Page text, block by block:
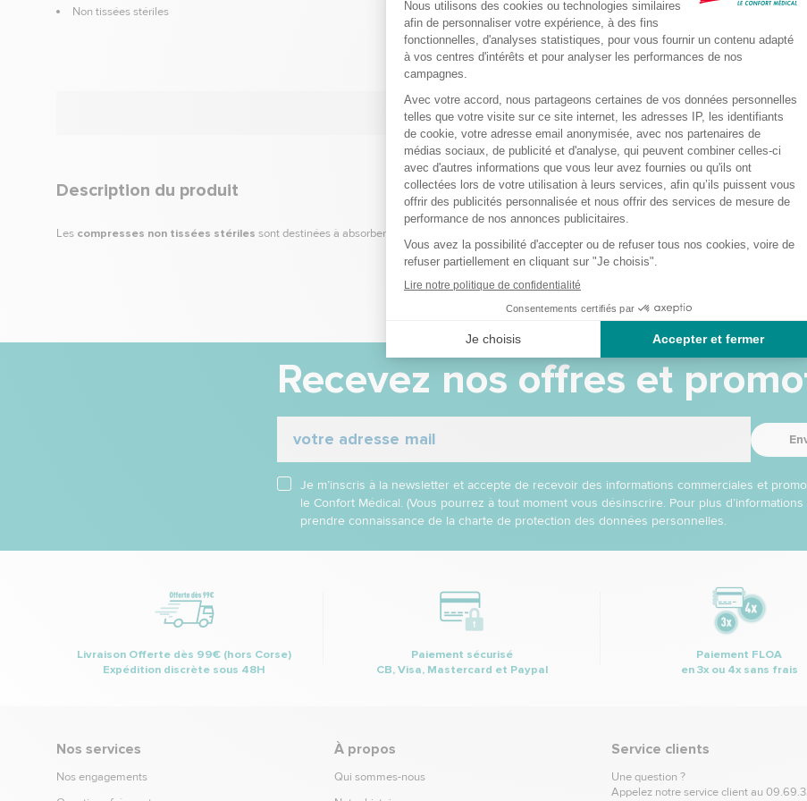
Non tissées stériles
DESCRIPTION DU PRODUIT
Description du produit
Les compresses non tissées stériles sont destinées à absorber les exsudats lors d’opérations chirurgicales ou lors de soins.
Recevez nos offres et
Je m’inscris à la newsletter et accepte de recevoir des informations commerciales et
le Confort Médical. (Vous pourrez à tout moment vous désinscrire. Pour plus
prendre connaissance de la charte de protection des données personnelles.
Livraison Offerte dès 99€ (hors Corse)
Expédition discrète sous 48H
Paiement sécurisé
CB, Visa, Mastercard et Paypal
Paiement FLOA
en 3x ou 4x sans frais
Nos services
Nos engagements
À propos
Qui sommes-nous
Service clients
Une question ?
Appelez notre service client au